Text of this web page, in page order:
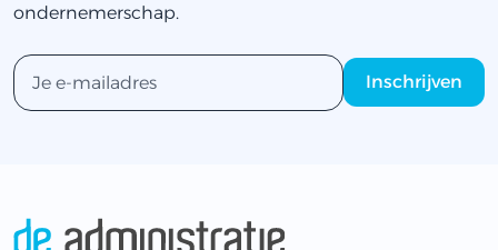
ondernemerschap.